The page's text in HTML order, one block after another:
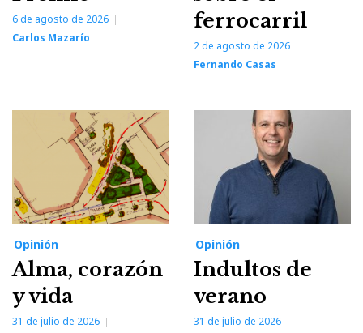
6 de agosto de 2026
Carlos Mazarío
ferrocarril
2 de agosto de 2026
Fernando Casas
Opinión
Alma, corazón
y vida
31 de julio de 2026
Opinión
Indultos de
verano
31 de julio de 2026